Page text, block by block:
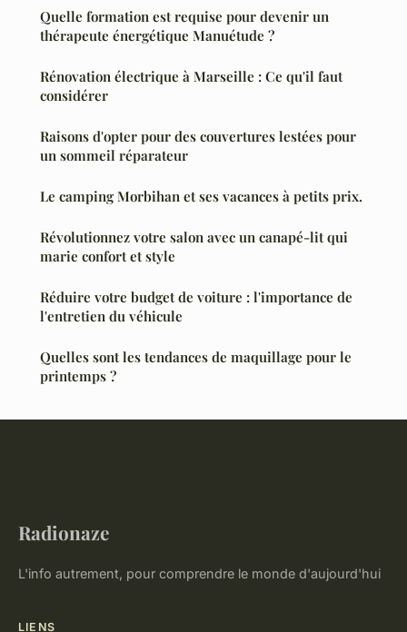
Quelle formation est requise pour devenir un
thérapeute énergétique Manuétude ?
Rénovation électrique à Marseille : Ce qu'il faut
considérer
Raisons d'opter pour des couvertures lestées pour
un sommeil réparateur
Le camping Morbihan et ses vacances à petits prix.
Révolutionnez votre salon avec un canapé-lit qui
marie confort et style
Réduire votre budget de voiture : l'importance de
l'entretien du véhicule
Quelles sont les tendances de maquillage pour le
printemps ?
Radionaze
L'info autrement, pour comprendre le monde d'aujourd'hui
LIENS